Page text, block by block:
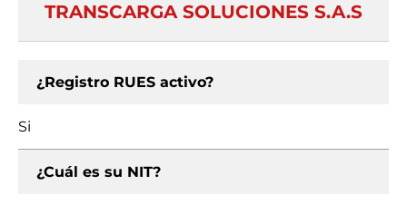
TRANSCARGA SOLUCIONES S.A.S
¿Registro RUES activo?
Si
¿Cuál es su NIT?